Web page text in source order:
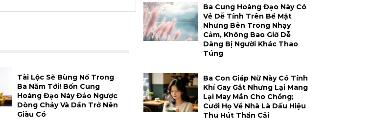
Tài Lộc Sẽ Bùng Nổ Trong
Ba Năm Tới! Bốn Cung
Hoàng Đạo Này Đảo Ngược
Dòng Chảy Và Dần Trở Nên
Giàu Có
Ba Cung Hoàng Đạo Này Có
Vẻ Dễ Tính Trên Bề Mặt
Nhưng Bên Trong Nhạy
Cảm, Không Bao Giờ Dễ
Dàng Bị Người Khác Thao
Túng
Ba Con Giáp Nữ Này Có Tính
Khí Gay Gắt Nhưng Lại Mang
Lại May Mắn Cho Chồng;
Cưới Họ Về Nhà Là Dấu Hiệu
Thu Hút Thần Cải